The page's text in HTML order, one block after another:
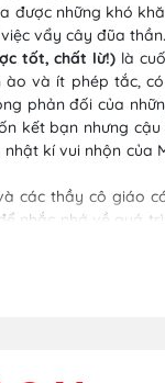
những khó
vẩy cây đũa thần.
tốt, chất lừ!) là
và ít phép tắc,
phản đối của
kết bạn nhưng
kí vui nhộn
các thầy cô giáo
nhắc nhớ về
cực ngầu!)